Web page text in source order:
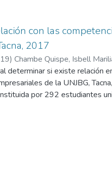
con las
2017
) Chambe Quispe, Isbell
determinar si existe relación
de la UNJBG,
por 292 estudiantes
se les aplicó el